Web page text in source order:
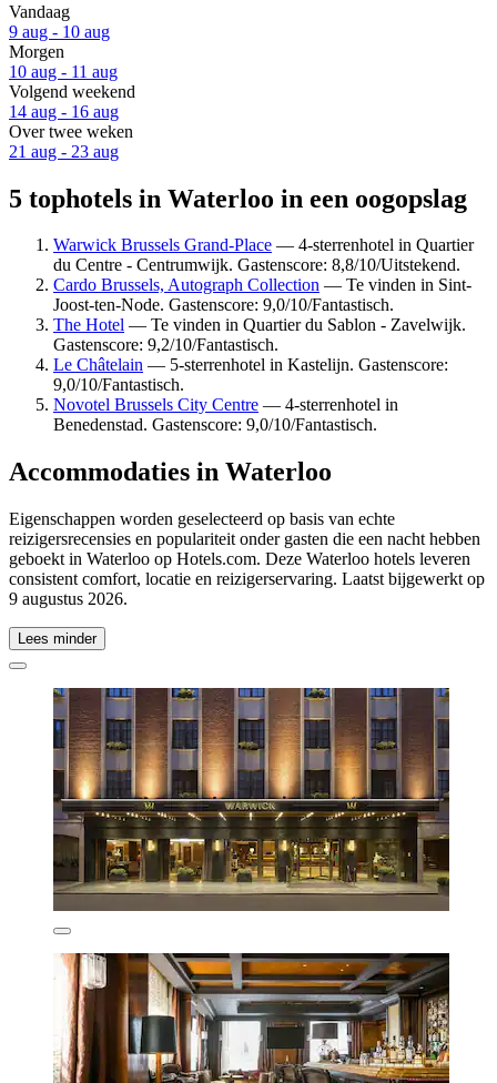
Vandaag
9 aug - 10 aug
Morgen
10 aug - 11 aug
Volgend weekend
14 aug - 16 aug
Over twee weken
21 aug - 23 aug
5 tophotels in Waterloo in een oogopslag
Warwick Brussels Grand-Place — 4-sterrenhotel in Quartier
du Centre - Centrumwijk. Gastenscore: 8,8/10/Uitstekend.
Cardo Brussels, Autograph Collection — Te vinden in Sint-
Joost-ten-Node. Gastenscore: 9,0/10/Fantastisch.
The Hotel — Te vinden in Quartier du Sablon - Zavelwijk.
Gastenscore: 9,2/10/Fantastisch.
Le Châtelain — 5-sterrenhotel in Kastelijn. Gastenscore:
9,0/10/Fantastisch.
Novotel Brussels City Centre — 4-sterrenhotel in
Benedenstad. Gastenscore: 9,0/10/Fantastisch.
Accommodaties in Waterloo
Eigenschappen worden geselecteerd op basis van echte
reizigersrecensies en populariteit onder gasten die een nacht hebben
geboekt in Waterloo op Hotels.com. Deze Waterloo hotels leveren
consistent comfort, locatie en reizigerservaring. Laatst bijgewerkt op
9 augustus 2026.
Lees minder